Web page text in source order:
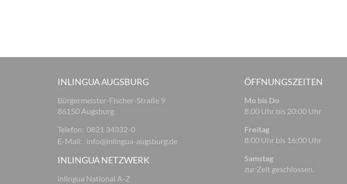
INLINGUA AUGSBURG
Bürgermeister-Fischer-Straße 9
86150 Augsburg
Telefon: 0821 34332-0
E-Mail: info@inlingua-augsburg.de
INLINGUA NETZWERK
inlingua National A-Z
ÖFFNUNGSZEITEN
Mo bis Do
8:00 Uhr bis 20:00 Uhr
Freitag
8:00 Uhr bis 16:00 Uhr
Samstag
zur Zeit geschlossen.